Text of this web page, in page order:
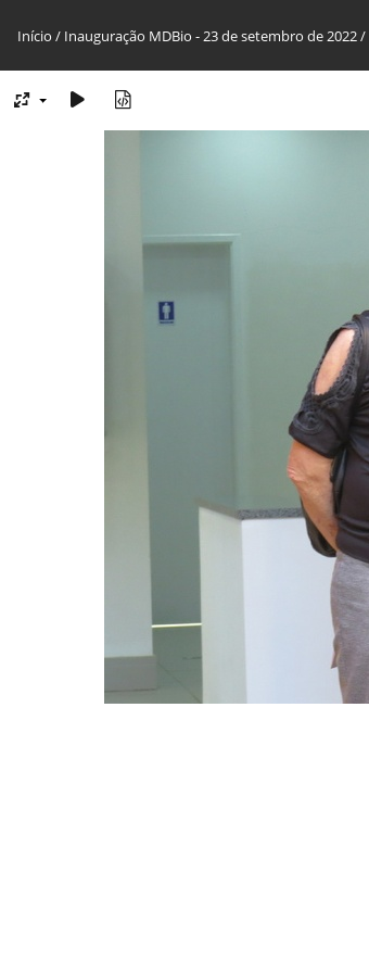
Início / Inauguração MDBio - 23 de setembro de 2022/